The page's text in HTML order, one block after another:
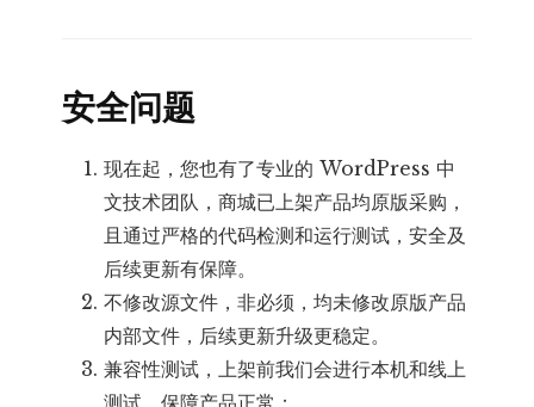
安全问题
现在起，您也有了专业的 WordPress 中
文技术团队，商城已上架产品均原版采购，
且通过严格的代码检测和运行测试，安全及
后续更新有保障。
不修改源文件，非必须，均未修改原版产品
内部文件，后续更新升级更稳定。
兼容性测试，上架前我们会进行本机和线上